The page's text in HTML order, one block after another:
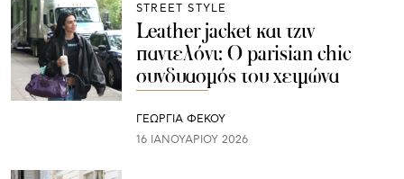
STREET STYLE
Leather jacket και τζιν
παντελόνι: Ο parisian chic
συνδυασμός του χειμώνα
ΓΕΩΡΓΙΑ ΦΕΚΟΥ
16 ΙΑΝΟΥΑΡΊΟΥ 2026